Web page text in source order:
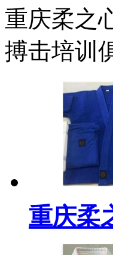
重庆柔之
搏击培训
重庆柔